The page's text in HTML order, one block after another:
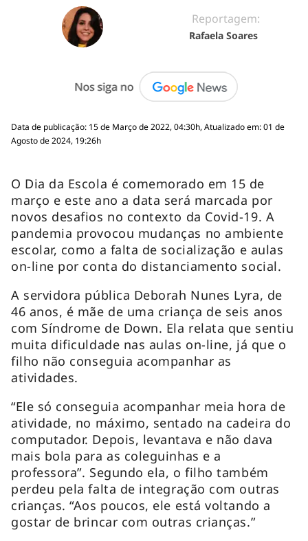
Reportagem:
Rafaela Soares
Data de publicação: 15 de Março de 2022, 04:30h, Atualizado em: 01 de
Agosto de 2024, 19:26h
O Dia da Escola é comemorado em 15 de
março e este ano a data será marcada por
novos desafios no contexto da Covid-19. A
pandemia provocou mudanças no ambiente
escolar, como a falta de socialização e aulas
on-line por conta do distanciamento social.
A servidora pública Deborah Nunes Lyra, de
46 anos, é mãe de uma criança de seis anos
com Síndrome de Down. Ela relata que sentiu
muita dificuldade nas aulas on-line, já que o
filho não conseguia acompanhar as
atividades.
“Ele só conseguia acompanhar meia hora de
atividade, no máximo, sentado na cadeira do
computador. Depois, levantava e não dava
mais bola para as coleguinhas e a
professora”. Segundo ela, o filho também
perdeu pela falta de integração com outras
crianças. “Aos poucos, ele está voltando a
gostar de brincar com outras crianças.”